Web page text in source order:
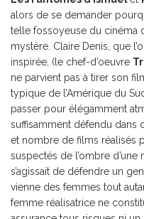
alors de se demander
telle fossoyeuse du cinéma
mystère. Claire Denis, que
inspirée, (le chef-d’oeuvre
ne parvient pas à tirer son
typique de l’Amérique du
passer pour élégamment
suffisamment défendu dans
et nombre de films réalisés
suspectés de l’ombre
s’agissait de défendre un
vienne des femmes tout
femme réalisatrice ne